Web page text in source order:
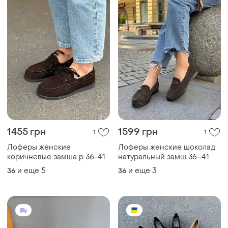
1455 грн 1
Лоферы женские
коричневые замша р 36-41
36 и еще 5
1599 грн 1
Лоферы женские шоколад
натуральный замш 36–41
36 и еще 3